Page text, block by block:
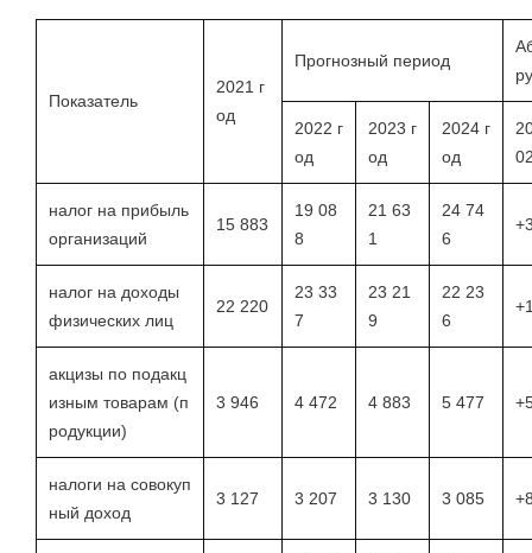
Показатель
2021 г
од
Прогнозный период
2022 г
од
2023 г
од
2024 г
од
налог на прибыль
организаций
15 883
19 08
8
21 63
1
24 74
6
налог на доходы
физических лиц
22 220
23 33
7
23 21
9
22 23
6
акцизы по подакц
изным товарам (п
родукции)
3 946 4 472 4 883 5 477
налоги на совокуп
ный доход
3 127 3 207 3 130 3 085